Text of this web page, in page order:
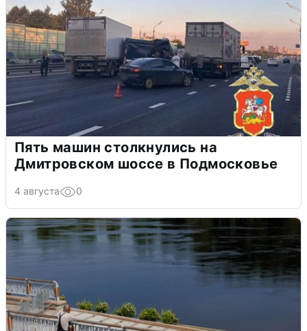
Пять машин столкнулись на
Дмитровском шоссе в Подмосковье
4 августа 0